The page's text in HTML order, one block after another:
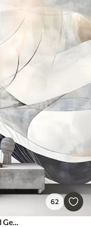
62
Fototapeten Abstrakte Formen und Gestalten in Weiß-, Grau-, Beige- und Blautönen vor einem verschwommenen, strukturierten Hintergrund